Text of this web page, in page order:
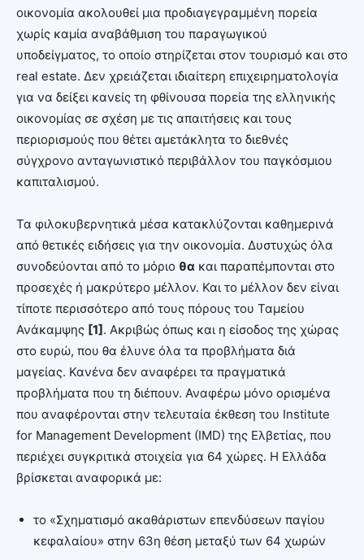
οικονομία ακολουθεί μια προδιαγεγραμμένη πορεία
χωρίς καμία αναβάθμιση του παραγωγικού
υποδείγματος, το οποίο στηρίζεται στον τουρισμό και στο
real estate. Δεν χρειάζεται ιδιαίτερη επιχειρηματολογία
για να δείξει κανείς τη φθίνουσα πορεία της ελληνικής
οικονομίας σε σχέση με τις απαιτήσεις και τους
περιορισμούς που θέτει αμετάκλητα το διεθνές
σύγχρονο ανταγωνιστικό περιβάλλον του παγκόσμιου
καπιταλισμού.
Τα φιλοκυβερνητικά μέσα κατακλύζονται καθημερινά
από θετικές ειδήσεις για την οικονομία. Δυστυχώς όλα
συνοδεύονται από το μόριο θα και παραπέμπονται στο
προσεχές ή μακρύτερο μέλλον. Και το μέλλον δεν είναι
τίποτε περισσότερο από τους πόρους του Ταμείου
Ανάκαμψης [1]. Ακριβώς όπως και η είσοδος της χώρας
στο ευρώ, που θα έλυνε όλα τα προβλήματα διά
μαγείας. Κανένα δεν αναφέρει τα πραγματικά
προβλήματα που τη διέπουν. Αναφέρω μόνο ορισμένα
που αναφέρονται στην τελευταία έκθεση του Institute
for Management Development (IMD) της Ελβετίας, που
περιέχει συγκριτικά στοιχεία για 64 χώρες. Η Ελλάδα
βρίσκεται αναφορικά με:
το «Σχηματισμό ακαθάριστων επενδύσεων παγίου
κεφαλαίου» στην 63η θέση μεταξύ των 64 χωρών